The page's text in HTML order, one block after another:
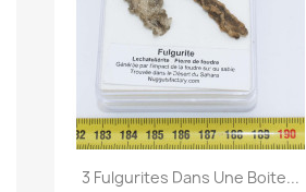
Aperçu rapide
3 Fulgurites Dans Une Boite...